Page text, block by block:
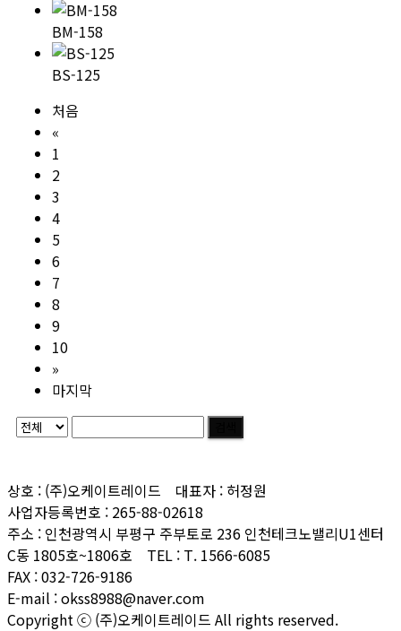
BM-158
BS-125
처음
«
1
2
3
4
5
6
7
8
9
10
»
마지막
상호 : (주)오케이트레이드 대표자 : 허정원
사업자등록번호 : 265-88-02618
주소 : 인천광역시 부평구 주부토로 236 인천테크노밸리U1센터
C동 1805호~1806호 TEL : T. 1566-6085
FAX : 032-726-9186
E-mail : okss8988@naver.com
Copyright ⓒ (주)오케이트레이드 All rights reserved.